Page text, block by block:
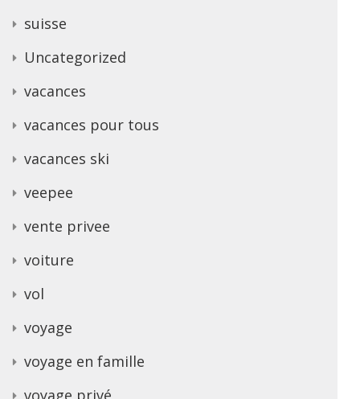
suisse
Uncategorized
vacances
vacances pour tous
vacances ski
veepee
vente privee
voiture
vol
voyage
voyage en famille
voyage privé